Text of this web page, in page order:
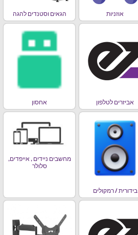
אוזניות הגאים וסטנדים להגה
אביזרים לטלפון אחסון
בידורית / רמקולים
מחשבים ניידים , אייפדים,
סלולר